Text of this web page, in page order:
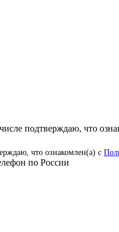
подтверждаю, что
что ознакомлен(а) с
по России